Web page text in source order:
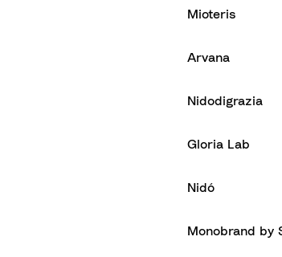
Mioteris
Arvana
Nidodigrazia
Gloria Lab
Nidó
Monobrand by